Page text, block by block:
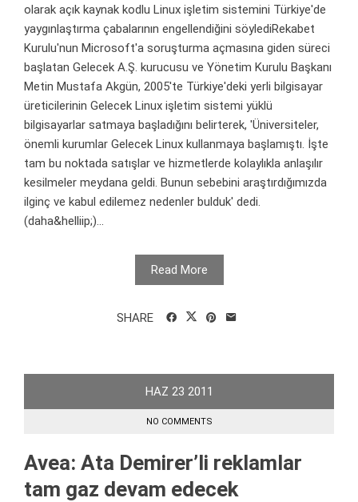
olarak açık kaynak kodlu Linux işletim sistemini Türkiye'de
yaygınlaştırma çabalarının engellendiğini söylediRekabet
Kurulu'nun Microsoft'a soruşturma açmasına giden süreci
başlatan Gelecek A.Ş. kurucusu ve Yönetim Kurulu Başkanı
Metin Mustafa Akgün, 2005'te Türkiye'deki yerli bilgisayar
üreticilerinin Gelecek Linux işletim sistemi yüklü
bilgisayarlar satmaya başladığını belirterek, 'Üniversiteler,
önemli kurumlar Gelecek Linux kullanmaya başlamıştı. İşte
tam bu noktada satışlar ve hizmetlerde kolaylıkla anlaşılır
kesilmeler meydana geldi. Bunun sebebini araştırdığımızda
ilginç ve kabul edilemez nedenler bulduk' dedi.
(daha&helliip;)...
Read More
SHARE
HAZ 23 2011
NO COMMENTS
Avea: Ata Demirer’li reklamlar
tam gaz devam edecek